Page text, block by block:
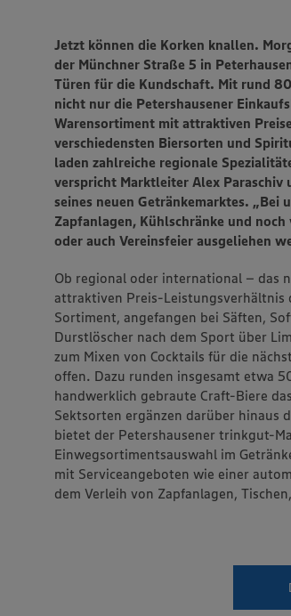
Jetzt können die Korken knallen.
der Münchner Straße 5 in
Türen für die Kundschaft. Mit rund
nicht nur die Petershausener
Warensortiment mit attraktiven
verschiedensten Biersorten und
laden zahlreiche regionale
verspricht Marktleiter Alex Paraschiv
seines neuen Getränkemarktes. „Bei
Zapfanlagen, Kühlschränke und
oder auch Vereinsfeier ausgeliehen
Ob regional oder international – das
attraktiven Preis-Leistungsverhältnis
Sortiment, angefangen bei Säften,
Durstlöscher nach dem Sport über
zum Mixen von Cocktails für die
offen. Dazu runden insgesamt etwa
handwerklich gebraute Craft-Biere
Sektsorten ergänzen darüber hinaus
bietet der Petershausener trinkgut-
Einwegsortimentsauswahl im
mit Serviceangeboten wie einer
dem Verleih von Zapfanlagen,